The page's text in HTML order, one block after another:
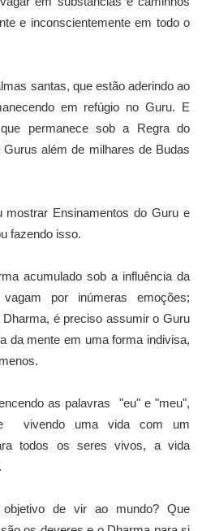
e inconscientemente em todo o
santas, que estão aderindo ao
em refúgio no Guru. E
permanece sob a Regra do
além de milhares de Budas
Ensinamentos do Guru e
fazendo isso.
acumulado sob a influência da
por inúmeras emoções;
é preciso assumir o Guru
da mente em uma forma indivisa,
as palavras "eu" e "meu",
vivendo uma vida com um
todos os seres vivos, a vida
de vir ao mundo? Que